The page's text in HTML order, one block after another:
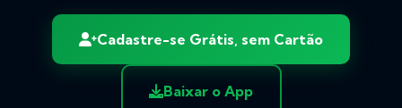
Cadastre-se Grátis, sem Cartão
Baixar o App